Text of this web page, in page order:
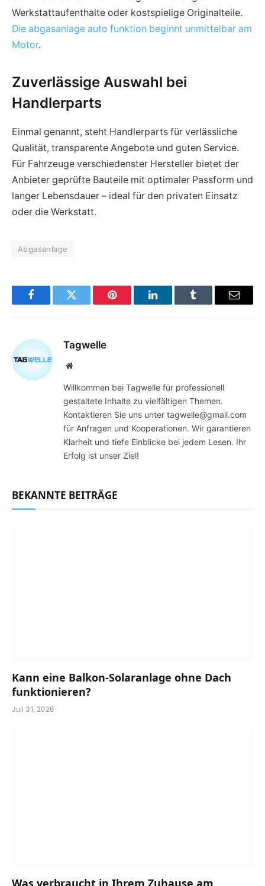
Werkstattaufenthalte oder kostspielige Originalteile.
Die abgasanlage auto funktion beginnt unmittelbar am
Motor.
Zuverlässige Auswahl bei
Handlerparts
Einmal genannt, steht Handlerparts für verlässliche
Qualität, transparente Angebote und guten Service.
Für Fahrzeuge verschiedenster Hersteller bietet der
Anbieter geprüfte Bauteile mit optimaler Passform und
langer Lebensdauer – ideal für den privaten Einsatz
oder die Werkstatt.
Abgasanlage
FacebookTwitter Pinterest LinkedInTumblr Email
Tagwelle
Website
Willkommen bei Tagwelle für professionell
gestaltete Inhalte zu vielfältigen Themen.
Kontaktieren Sie uns unter tagwelle@gmail.com
für Anfragen und Kooperationen. Wir garantieren
Klarheit und tiefe Einblicke bei jedem Lesen. Ihr
Erfolg ist unser Ziel!
BEKANNTE BEITRÄGE
Kann eine Balkon-Solaranlage ohne Dach
funktionieren?
Juli 31, 2026
Was verbraucht in Ihrem Zuhause am